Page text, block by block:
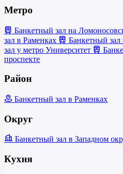
Метро
Банкетный зал на
зал в Раменках
Банкетный
зал у метро Университет
проспекте
Район
Банкетный зал в Раменках
Округ
Банкетный зал в Западном
Кухня